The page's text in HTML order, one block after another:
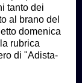
tanto dei
al brano del
domenica
rubrica
di "Adista-